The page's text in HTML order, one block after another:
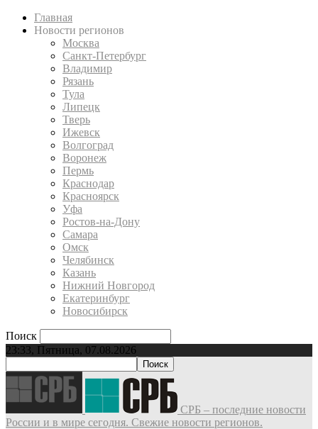
Главная
Новости регионов
Москва
Санкт-Петербург
Владимир
Рязань
Тула
Липецк
Тверь
Ижевск
Волгоград
Воронеж
Пермь
Краснодар
Красноярск
Уфа
Ростов-на-Дону
Самара
Омск
Челябинск
Казань
Нижний Новгород
Екатеринбург
Новосибирск
Поиск
23:33, Пятница, 07.08.2026
СРБ – последние новости
России и в мире сегодня. Свежие новости регионов.